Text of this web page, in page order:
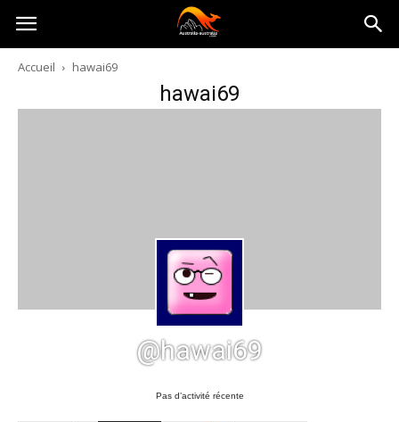
Australia-
australie.com
Accueil hawai69
hawai69
@hawai69
Pas d’activité récente